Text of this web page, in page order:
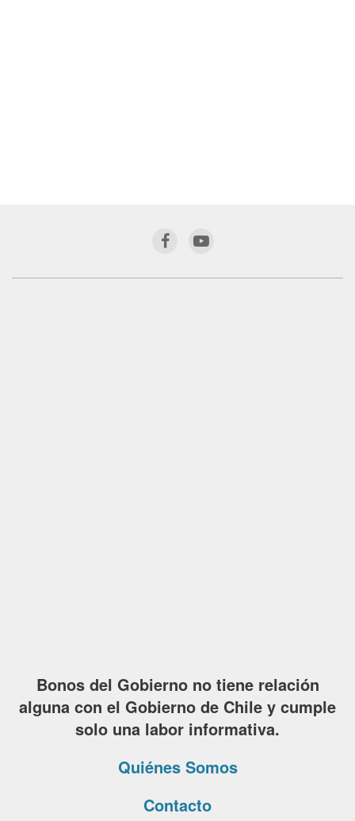
Bonos del Gobierno no tiene relación
alguna con el Gobierno de Chile y cumple
solo una labor informativa.
Quiénes Somos
Contacto